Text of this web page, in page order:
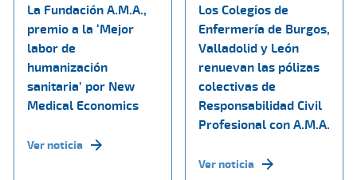
La Fundación A.M.A.,
premio a la ‘Mejor
labor de
humanización
sanitaria’ por New
Medical Economics
Ver noticia
Los Colegios de
Enfermería de Burgos,
Valladolid y León
renuevan las pólizas
colectivas de
Responsabilidad Civil
Profesional con A.M.A.
Ver noticia